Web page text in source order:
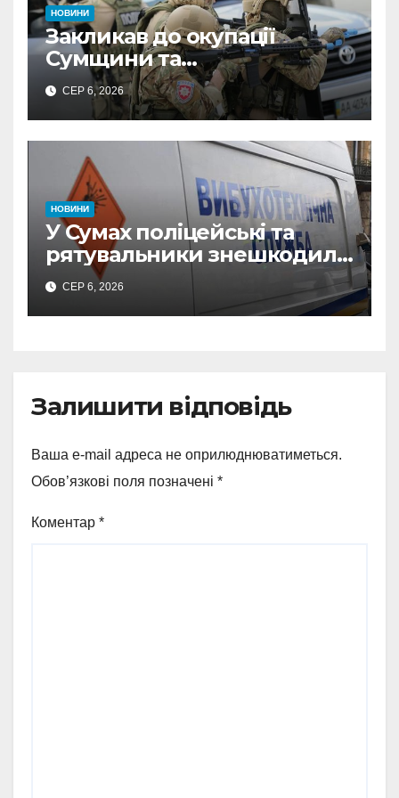
НОВИНИ
Закликав до окупації
Сумщини та
виправдовував обстріли:
СБУ викрила
прокремлівського агітатора
з Охтирки
СЕР 6, 2026
НОВИНИ
У Сумах поліцейські та
рятувальники знешкодили
500-кілограмову авіабомбу
росіян
СЕР 6, 2026
Залишити відповідь
Ваша e-mail адреса не оприлюднюватиметься.
Обов’язкові поля позначені *
Коментар *